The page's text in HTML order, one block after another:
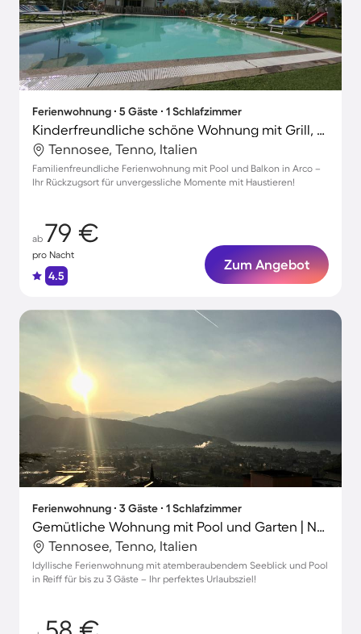
Ferienwohnung ∙ 5 Gäste ∙ 1 Schlafzimmer
Kinderfreundliche schöne Wohnung mit Grill, Pool und Garten | Haustiere erlaubt
Tennosee, Tenno, Italien
Familienfreundliche Ferienwohnung mit Pool und Balkon in Arco –
Ihr Rückzugsort für unvergessliche Momente mit Haustieren!
ab 79 €
pro Nacht
4.5
Zum Angebot
Ferienwohnung ∙ 3 Gäste ∙ 1 Schlafzimmer
Gemütliche Wohnung mit Pool und Garten | Naturblick | Haustierfreundlich
Tennosee, Tenno, Italien
Idyllische Ferienwohnung mit atemberaubendem Seeblick und Pool
in Reiff für bis zu 3 Gäste – Ihr perfektes Urlaubsziel!